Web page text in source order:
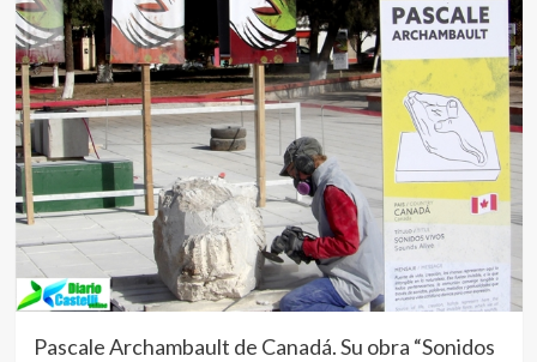
Pascale Archambault de Canadá. Su obra “Sonidos